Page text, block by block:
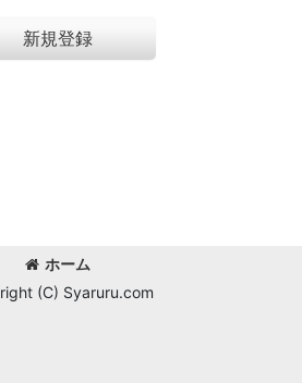
新規登録
ホーム
(C) Syaruru.com